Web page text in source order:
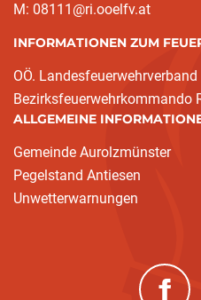
M: 08111@ri.ooelfv.at
INFORMATIONEN ZUM
OÖ. Landesfeuerwehrverband
Bezirksfeuerwehrkommando
ALLGEMEINE
Gemeinde Aurolzmünster
Pegelstand Antiesen
Unwetterwarnungen